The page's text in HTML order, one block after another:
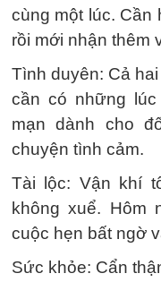
cùng một lúc. Cần
rồi mới nhận thêm
Tình duyên: Cả
cần có những
mạn dành cho
chuyện tình cảm.
Tài lộc: Vận khí
không xuể. Hôm
cuộc hẹn bất ngờ
Sức khỏe: Cẩn